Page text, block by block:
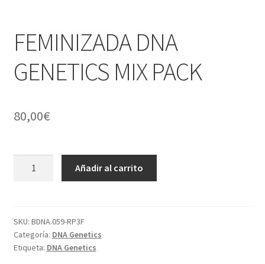
FEMINIZADA DNA
GENETICS MIX PACK
80,00€
PACK
cantidad
Añadir al carrito
SKU: BDNA.059-RP3F
Categoría: DNA Genetics
Etiqueta: DNA Genetics